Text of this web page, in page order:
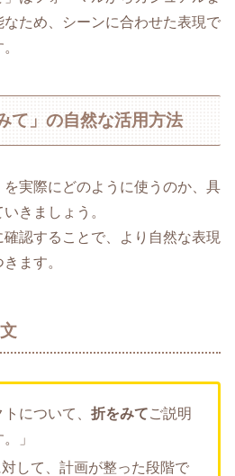
ため、シーンに合わせた表現で
て」の自然な活用方法
実際にどのように使うのか、具
きましょう。
認することで、より自然な表現
ます。
トについて、折をみてご説明
」
対して、計画が整った段階で